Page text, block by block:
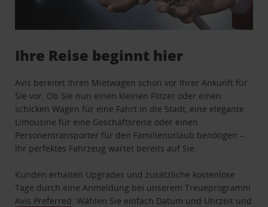
Ihre Reise beginnt hier
Avis bereitet Ihren Mietwagen schon vor Ihrer Ankunft für
Sie vor. Ob Sie nun einen kleinen Flitzer oder einen
schicken Wagen für eine Fahrt in die Stadt, eine elegante
Limousine für eine Geschäftsreise oder einen
Personentransporter für den Familienurlaub benötigen –
Ihr perfektes Fahrzeug wartet bereits auf Sie.
Kunden erhalten Upgrades und zusätzliche kostenlose
Tage durch eine Anmeldung bei unserem Treueprogramm
Avis Preferred . Wählen Sie einfach Datum und Uhrzeit und